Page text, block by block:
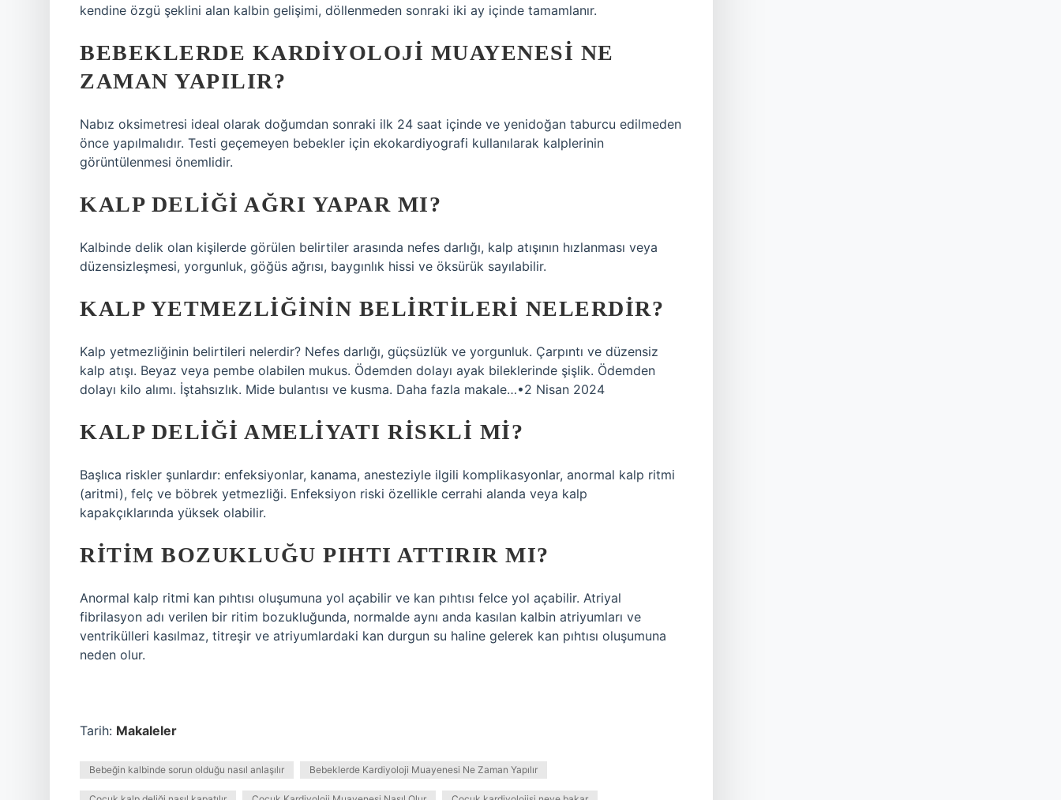
kendine özgü şeklini alan kalbin gelişimi, döllenmeden sonraki iki ay içinde tamamlanır.
BEBEKLERDE KARDIYOLOJI MUAYENESI NE
ZAMAN YAPILIR?
Nabız oksimetresi ideal olarak doğumdan sonraki ilk 24 saat içinde ve yenidoğan taburcu edilmeden
önce yapılmalıdır. Testi geçemeyen bebekler için ekokardiyografi kullanılarak kalplerinin
görüntülenmesi önemlidir.
KALP DELIĞI AĞRI YAPAR MI?
Kalbinde delik olan kişilerde görülen belirtiler arasında nefes darlığı, kalp atışının hızlanması veya
düzensizleşmesi, yorgunluk, göğüs ağrısı, baygınlık hissi ve öksürük sayılabilir.
KALP YETMEZLIĞININ BELIRTILERI NELERDIR?
Kalp yetmezliğinin belirtileri nelerdir? Nefes darlığı, güçsüzlük ve yorgunluk. Çarpıntı ve düzensiz
kalp atışı. Beyaz veya pembe olabilen mukus. Ödemden dolayı ayak bileklerinde şişlik. Ödemden
dolayı kilo alımı. İştahsızlık. Mide bulantısı ve kusma. Daha fazla makale…•2 Nisan 2024
KALP DELIĞI AMELIYATI RISKLI MI?
Başlıca riskler şunlardır: enfeksiyonlar, kanama, anesteziyle ilgili komplikasyonlar, anormal kalp ritmi
(aritmi), felç ve böbrek yetmezliği. Enfeksiyon riski özellikle cerrahi alanda veya kalp
kapakçıklarında yüksek olabilir.
RITIM BOZUKLUĞU PIHTI ATTIRIR MI?
Anormal kalp ritmi kan pıhtısı oluşumuna yol açabilir ve kan pıhtısı felce yol açabilir. Atriyal
fibrilasyon adı verilen bir ritim bozukluğunda, normalde aynı anda kasılan kalbin atriyumları ve
ventrikülleri kasılmaz, titreşir ve atriyumlardaki kan durgun su haline gelerek kan pıhtısı oluşumuna
neden olur.
Tarih: Makaleler
Bebeğin kalbinde sorun olduğu nasıl anlaşılır Bebeklerde Kardiyoloji Muayenesi Ne Zaman Yapılır